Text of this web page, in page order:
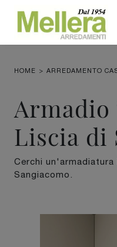
HOME > ARREDAMENTO
Armadio
Liscia di
Cerchi
Sangiacomo.